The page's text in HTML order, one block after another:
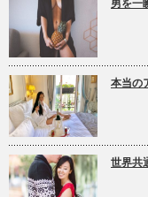
男を一
本当の
世界共